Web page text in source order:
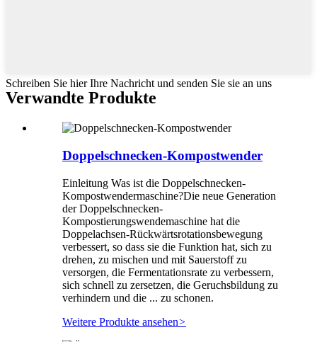
Schreiben Sie hier Ihre Nachricht und senden Sie sie an uns
Verwandte Produkte
Doppelschnecken-Kompostwender
Einleitung Was ist die Doppelschnecken-
Kompostwendermaschine?Die neue Generation
der Doppelschnecken-
Kompostierungswendemaschine hat die
Doppelachsen-Rückwärtsrotationsbewegung
verbessert, so dass sie die Funktion hat, sich zu
drehen, zu mischen und mit Sauerstoff zu
versorgen, die Fermentationsrate zu verbessern,
sich schnell zu zersetzen, die Geruchsbildung zu
verhindern und die ... zu schonen.
Weitere Produkte ansehen>